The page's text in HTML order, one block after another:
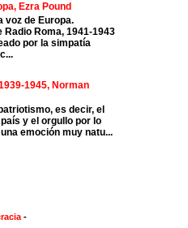
Ezra Pound
voz de Europa.
Roma, 1941-1943
por la simpatía
1945, Norman
es decir, el
y el orgullo por lo
emoción muy natu...
-